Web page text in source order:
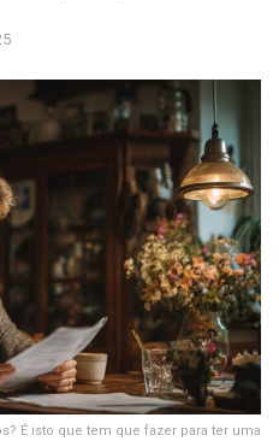
É isto que tem que fazer para ter uma